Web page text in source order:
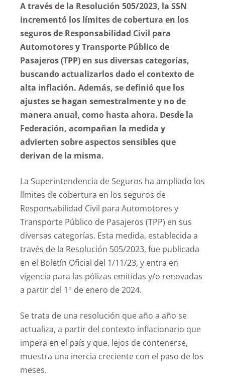
A través de la Resolución 505/2023, la SSN
incrementó los límites de cobertura en los
seguros de Responsabilidad Civil para
Automotores y Transporte Público de
Pasajeros (TPP) en sus diversas categorías,
buscando actualizarlos dado el contexto de
alta inflación. Además, se definió que los
ajustes se hagan semestralmente y no de
manera anual, como hasta ahora. Desde la
Federación, acompañan la medida y
advierten sobre aspectos sensibles que
derivan de la misma.
La Superintendencia de Seguros ha ampliado los
límites de cobertura en los seguros de
Responsabilidad Civil para Automotores y
Transporte Público de Pasajeros (TPP) en sus
diversas categorías. Esta medida, establecida a
través de la Resolución 505/2023, fue publicada
en el Boletín Oficial del 1/11/23, y entra en
vigencia para las pólizas emitidas y/o renovadas
a partir del 1° de enero de 2024.
Se trata de una resolución que año a año se
actualiza, a partir del contexto inflacionario que
impera en el país y que, lejos de contenerse,
muestra una inercia creciente con el paso de los
meses.